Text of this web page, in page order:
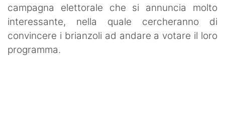
campagna elettorale che si annuncia molto
interessante, nella quale cercheranno di
convincere i brianzoli ad andare a votare il loro
programma.